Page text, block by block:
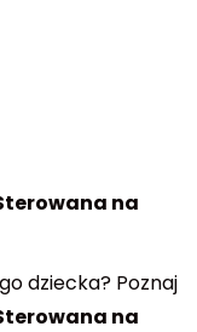
na
dziecka? Poznaj
na